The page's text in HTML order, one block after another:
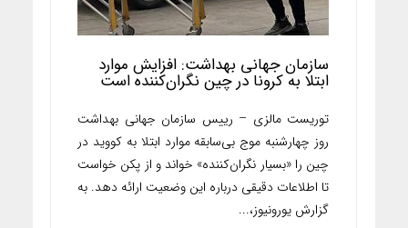
سازمان جهانی بهداشت: افزایش موارد
ابتلا به کرونا در چین نگران‌کننده است
توریست مالزی – رییس سازمان جهانی بهداشت
روز چهارشنبه موج بی‌سابقه موارد ابتلا به کووید در
چین را «بسیار نگران‌کننده» خواند و از پکن خواست
تا اطلاعات دقیقی درباره این وضعیت ارائه دهد. به
گزارش یورونیوز،...